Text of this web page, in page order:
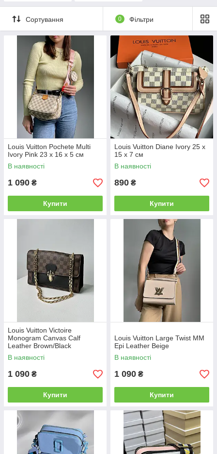
Сортування 0 Фільтри
Louis Vuitton Pochete Multi
Ivory Pink 23 х 16 х 5 см
В наявності
1 090 ₴
Купити
Louis Vuitton Diane Ivory 25 x
15 x 7 см
В наявності
890 ₴
Купити
Louis Vuitton Victoire
Monogram Canvas Calf
Leather Brown/Black
В наявності
1 090 ₴
Купити
Louis Vuitton Large Twist MM
Epi Leather Beige
В наявності
1 090 ₴
Купити